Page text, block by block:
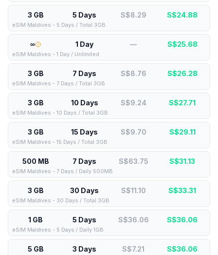
3 GB 5 Days S$8.29 S$24.88
eSIM Maldives - 5 Days / Total 3GB
∞ 1 Day — S$25.68
eSIM Maldives - 1 Day / Unlimited
3 GB 7 Days S$8.76 S$26.28
eSIM Maldives - 7 Days / Total 3GB
3 GB 10 Days S$9.24 S$27.71
eSIM Maldives - 10 Days / Total 3GB
3 GB 15 Days S$9.70 S$29.11
eSIM Maldives - 15 Days / Total 3GB
500 MB 7 Days S$63.75 S$31.13
eSIM Maldives - 7 Days / Daily 500MB
3 GB 30 Days S$11.10 S$33.31
eSIM Maldives - 30 Days / Total 3GB
1 GB 5 Days S$36.06 S$36.06
eSIM Maldives - 5 Days / Daily 1GB
5 GB 3 Days S$7.21 S$36.06